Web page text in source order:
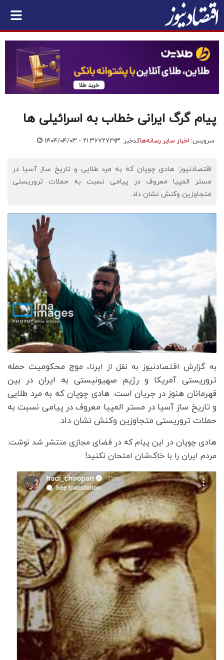
پیام گرگ ایرانی خطاب به اسرائیلی ها
سرویس: اخبار سایر رسانه‌هاکدخبر: ۷۲۷۲۹۳ ۱۴۰۴/۰۴/۰۳ - ۲۱:۳۶
اقتصادنیوز: هادی چوپان که به مرد طلایی و تاریخ ساز آسیا در
مستر المپیا معروف در پیامی نسبت به حملات تروریستی
متجاوزین وکنش نشان داد.
به گزارش اقتصادنیوز به نقل از ایرنا، موج محکومیت حمله
تروریستی آمریکا و رژیم صهیونیستی به ایران در بین
قهرمانان هنوز در جریان است. هادی چوپان که به مرد طلایی
و تاریخ ساز آسیا در مستر المپیا معروف در پیامی نسبت به
حملات تروریستی متجاوزین وکنش نشان داد.
هادی چوپان در این پیام که در فضای مجازی منتشر شد نوشت:
مردم ایران را با خاک‌شان امتحان نکنید!